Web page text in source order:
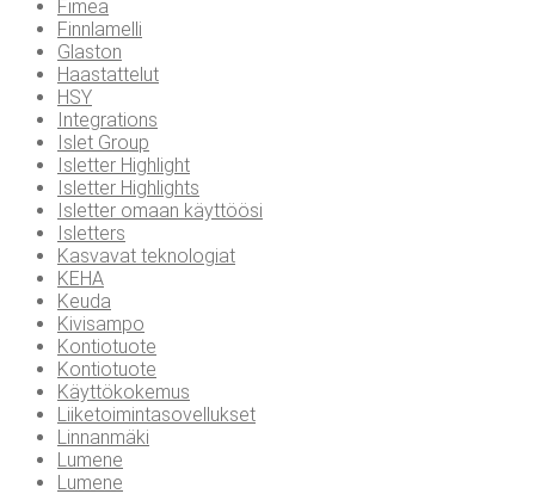
Fimea
Finnlamelli
Glaston
Haastattelut
HSY
Integrations
Islet Group
Isletter Highlight
Isletter Highlights
Isletter omaan käyttöösi
Isletters
Kasvavat teknologiat
KEHA
Keuda
Kivisampo
Kontiotuote
Kontiotuote
Käyttökokemus
Liiketoimintasovellukset
Linnanmäki
Lumene
Lumene